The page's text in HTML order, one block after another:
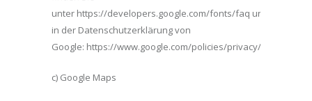
unter https://developers.google.com/fonts/faq und
in der Datenschutzerklärung von
Google: https://www.google.com/policies/privacy/.
c) Google Maps